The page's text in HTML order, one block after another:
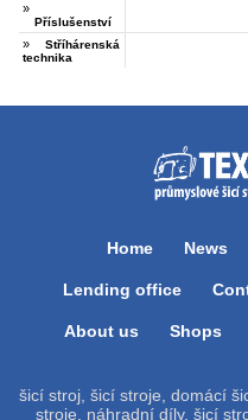
»
Příslušenství
»
Stříhárenská
technika
Home News
Lending office
About us Shops
šicí stroj, šicí stroje, domácí
stroje, náhradní díly, šicí